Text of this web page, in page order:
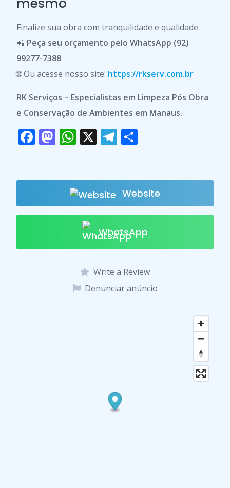
Finalize sua obra com tranquilidade e qualidade.
📲 Peça seu orçamento pelo WhatsApp (92)
99277-7388
🌐 Ou acesse nosso site: https://rkserv.com.br
RK Serviços – Especialistas em Limpeza Pós Obra
e Conservação de Ambientes em Manaus.
F
b
o
o
M
d
o
n
W
s
A
p
p
X T
gr
a
m
e
Website
WhatsApp
Write a Review
Denunciar anúncio